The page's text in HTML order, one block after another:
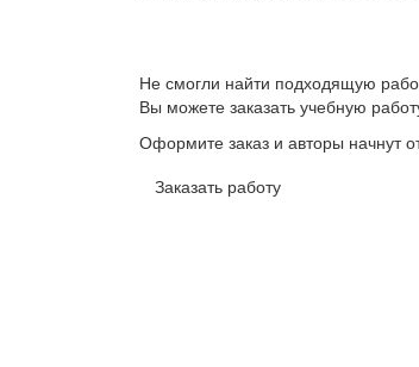
Не смогли найти подходящую
Вы можете заказать учебную
Оформите заказ и авторы начнут
Заказать работу